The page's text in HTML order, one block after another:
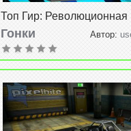
Топ Гир:
Трюков (Top Gear: Stunt
Revolution) v3.8
Гонки Автор:
2015, 16:30